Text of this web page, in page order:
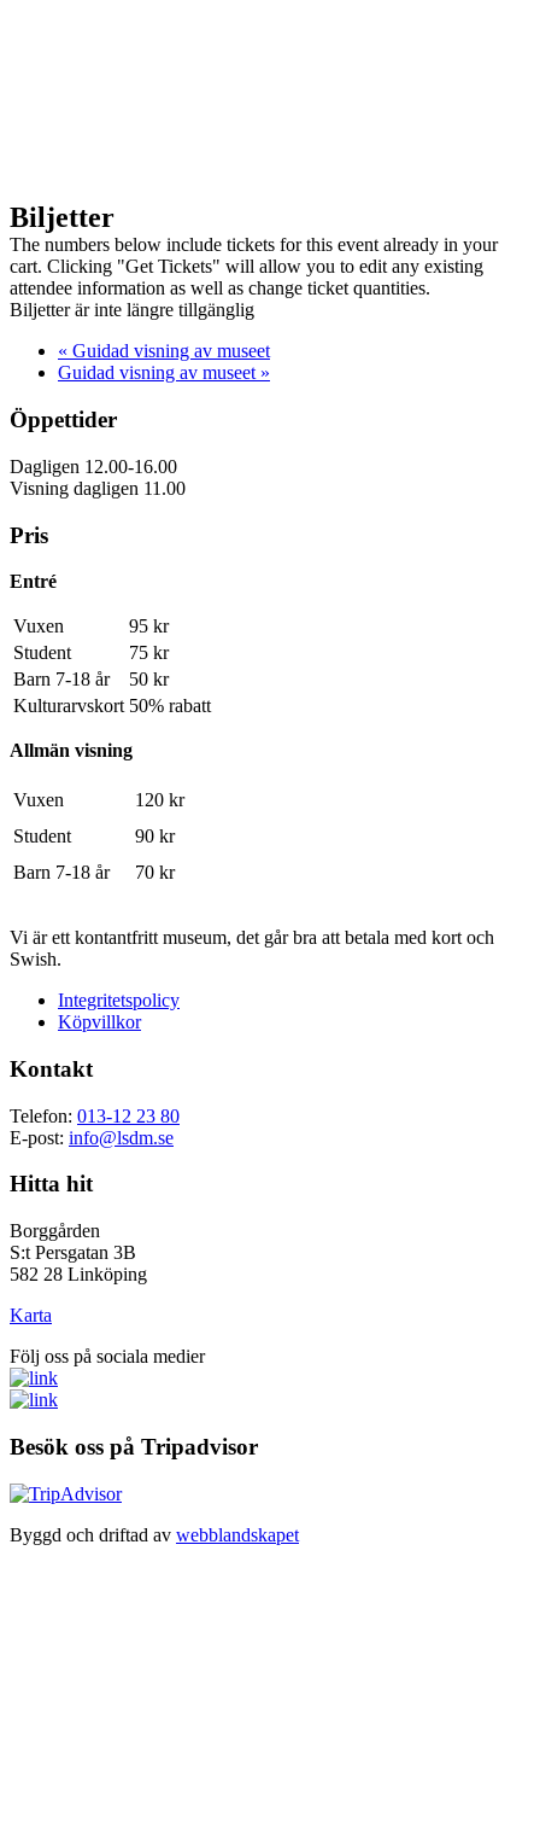
Biljetter
The numbers below include tickets for this event already in your
cart. Clicking "Get Tickets" will allow you to edit any existing
attendee information as well as change ticket quantities.
Biljetter är inte längre tillgänglig
« Guidad visning av museet
Guidad visning av museet »
Öppettider
Dagligen 12.00-16.00
Visning dagligen 11.00
Pris
Entré
Vuxen
95 kr
Student
75 kr
Barn 7-18 år
50 kr
Kulturarvskort 50% rabatt
Allmän visning
Vuxen
120 kr
Student
90 kr
Barn 7-18 år
70 kr
Vi är ett kontantfritt museum, det går bra att betala med kort och
Swish.
Integritetspolicy
Köpvillkor
Kontakt
Telefon: 013-12 23 80
E-post: info@lsdm.se
Hitta hit
Borggården
S:t Persgatan 3B
582 28 Linköping
Karta
Följ oss på sociala medier
Besök oss på Tripadvisor
Byggd och driftad av webblandskapet